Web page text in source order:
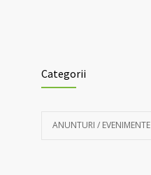
Categorii
ANUNTURI / EVENIMENTE